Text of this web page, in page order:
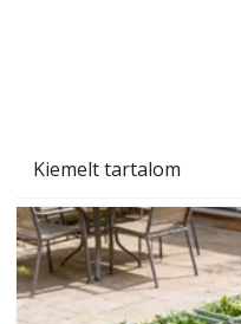
Kiemelt tartalom